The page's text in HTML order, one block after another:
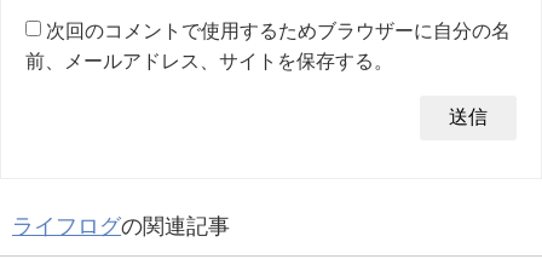
次回のコメントで使用するためブラウザーに自分の名
前、メールアドレス、サイトを保存する。
ライフログの関連記事